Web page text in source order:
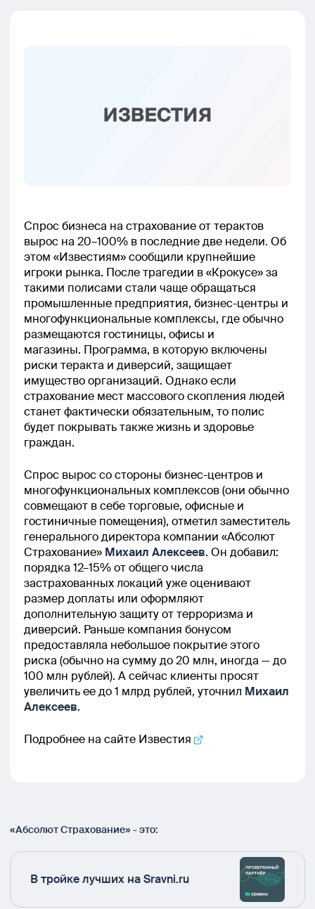
Спрос бизнеса на страхование от терактов
вырос на 20–100% в последние две недели. Об
этом «Известиям» сообщили крупнейшие
игроки рынка. После трагедии в «Крокусе» за
такими полисами стали чаще обращаться
промышленные предприятия, бизнес-центры и
многофункциональные комплексы, где обычно
размещаются гостиницы, офисы и
магазины. Программа, в которую включены
риски теракта и диверсий, защищает
имущество организаций. Однако если
страхование мест массового скопления людей
станет фактически обязательным, то полис
будет покрывать также жизнь и здоровье
граждан.
Спрос вырос со стороны бизнес-центров и
многофункциональных комплексов (они обычно
совмещают в себе торговые, офисные и
гостиничные помещения), отметил заместитель
генерального директора компании «Абсолют
Страхование» Михаил Алексеев. Он добавил:
порядка 12–15% от общего числа
застрахованных локаций уже оценивают
размер доплаты или оформляют
дополнительную защиту от терроризма и
диверсий. Раньше компания бонусом
предоставляла небольшое покрытие этого
риска (обычно на сумму до 20 млн, иногда — до
100 млн рублей). А сейчас клиенты просят
увеличить ее до 1 млрд рублей, уточнил Михаил
Алексеев.
Подробнее на сайте Известия
«Абсолют Страхование» - это:
В тройке лучших на Sravni.ru